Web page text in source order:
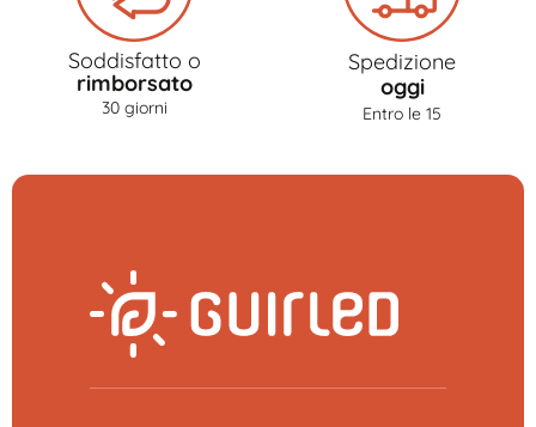
Soddisfatto o
rimborsato
30 giorni
Spedizione
oggi
Entro le 15